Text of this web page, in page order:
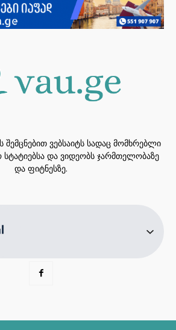
შემცნებით ვებსაიტს სადაც მომხრებლი
სტატიებსა და ვიდეობს ჯარმთელობაზე
და ფიტნესზე.